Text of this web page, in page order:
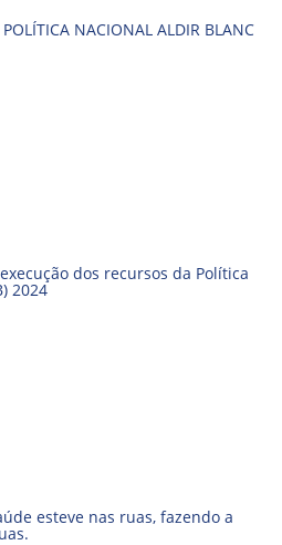
NACIONAL ALDIR BLANC
dos recursos da Política
2024
esteve nas ruas, fazendo a